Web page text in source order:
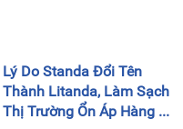
Lý Do Standa Đổi Tên
Thành Litanda, Làm Sạch
Thị Trường Ổn Áp Hàng ...